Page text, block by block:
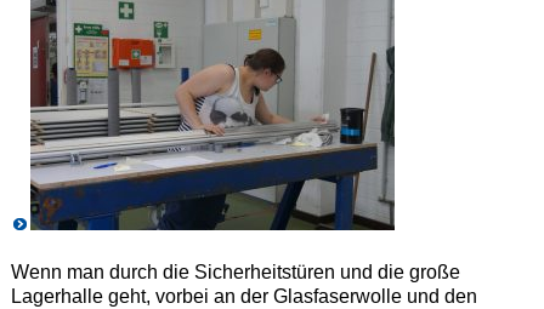
Wenn man durch die Sicherheitstüren und die große
Lagerhalle geht, vorbei an der Glasfaserwolle und den